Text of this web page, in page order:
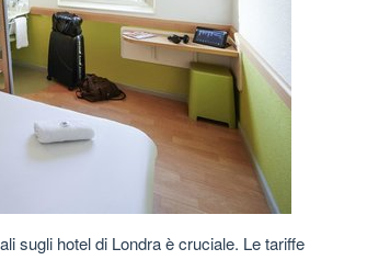
sugli hotel di Londra è cruciale. Le tariffe